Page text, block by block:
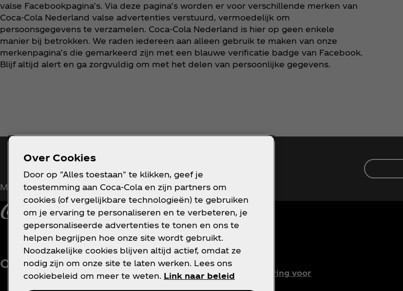
valse Facebookpagina’s. Via deze pagina’s worden er voor verschillende merken van
Coca‑Cola Nederland valse advertenties verstuurd, vermoedelijk om
persoonsgegevens te verzamelen. Coca‑Cola Nederland is hier op geen enkele
manier bij betrokken. We raden iedereen aan alleen gebruik te maken van onze
merkenpagina’s die gemarkeerd zijn met een blauwe verificatie badge van Facebook.
Blijf altijd alert en ga zorgvuldig om met het delen van persoonlijke gegevens.
Blijf op de hoogte
Meld je nu aan voor exclusieve toegang!
Over ons Hulp nodig?
Voorwaarden
Privacyverklaring voor
Over Cookies
Door op "Alles toestaan" te klikken, geef je
toestemming aan Coca‑Cola en zijn partners om
cookies (of vergelijkbare technologieën) te gebruiken
om je ervaring te personaliseren en te verbeteren, je
gepersonaliseerde advertenties te tonen en ons te
helpen begrijpen hoe onze site wordt gebruikt.
Noodzakelijke cookies blijven altijd actief, omdat ze
nodig zijn om onze site te laten werken. Lees ons
cookiebeleid om meer te weten. Link naar beleid